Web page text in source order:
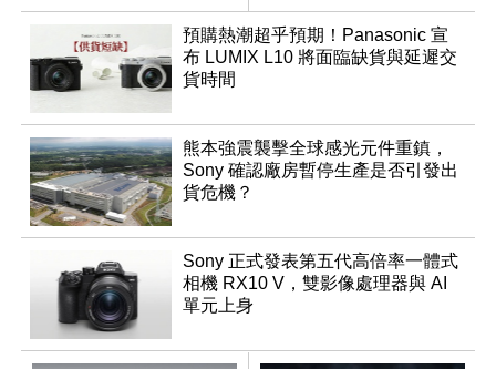
調編輯
預購熱潮超乎預期！Panasonic 宣
布 LUMIX L10 將面臨缺貨與延遲交
貨時間
熊本強震襲擊全球感光元件重鎮，
Sony 確認廠房暫停生產是否引發出
貨危機？
Sony 正式發表第五代高倍率一體式
相機 RX10 V，雙影像處理器與 AI
單元上身